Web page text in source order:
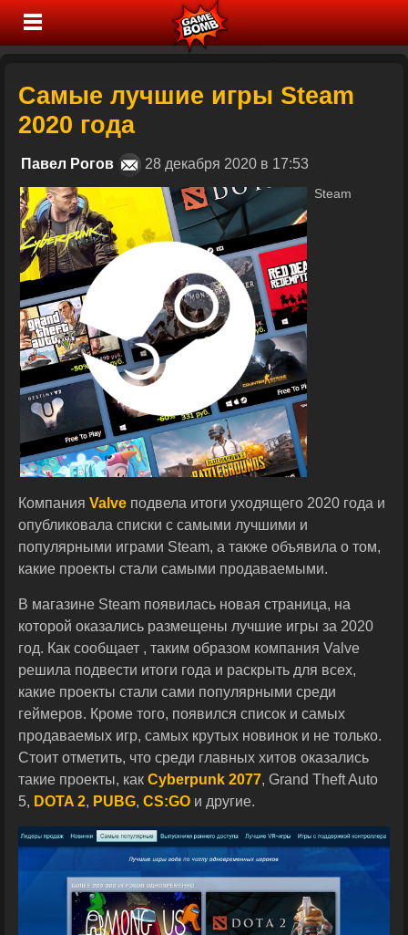
Самые лучшие игры Steam
2020 года
Павел Рогов 28 декабря 2020 в 17:53
Steam
Компания Valve подвела итоги уходящего 2020 года и
опубликовала списки с самыми лучшими и
популярными играми Steam, а также объявила о том,
какие проекты стали самыми продаваемыми.
В магазине Steam появилась новая страница, на
которой оказались размещены лучшие игры за 2020
год. Как сообщает , таким образом компания Valve
решила подвести итоги года и раскрыть для всех,
какие проекты стали сами популярными среди
геймеров. Кроме того, появился список и самых
продаваемых игр, самых крутых новинок и не только.
Стоит отметить, что среди главных хитов оказались
такие проекты, как Cyberpunk 2077, Grand Theft Auto
5, DOTA 2, PUBG, CS:GO и другие.